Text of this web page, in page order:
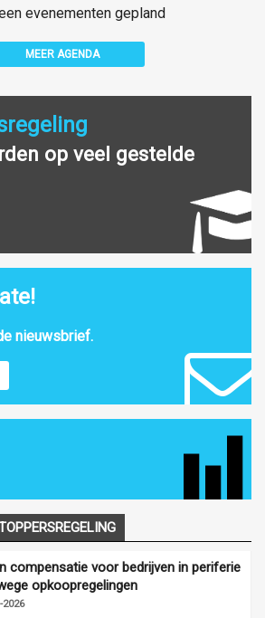
evenementen gepland
MEER AGENDA
op veel gestelde
nieuwsbrief.
compensatie voor bedrijven in periferie
opkoopregelingen
2026